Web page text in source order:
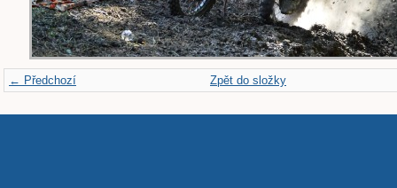
← Předchozí Zpět do složky